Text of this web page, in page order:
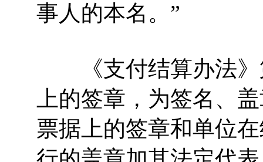
事人的本名。”
《支付结算办法》
上的签章，为签名、
票据上的签章和单位